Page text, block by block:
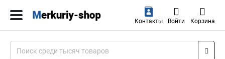
Контакты Войти Корзина